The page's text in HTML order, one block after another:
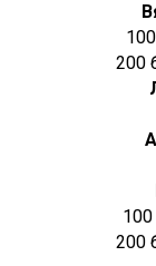
200
200